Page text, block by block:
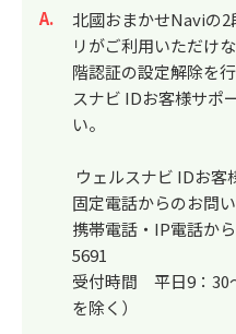
回答
北國おまかせNaviの
リがご利用いただけ
階認証の設定解除を
スナビ IDお客様サポ
い。
ウェルスナビ IDお客
固定電話からのお問
携帯電話・IP電話か
5691
受付時間 平日9：30
を除く）